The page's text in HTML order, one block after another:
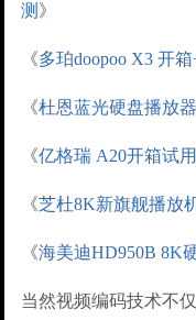
测 》
《多珀doopoo X3 开
《杜恩蓝光硬盘播放
《亿格瑞 A20开箱试用
《芝杜8K新旗舰播放
《海美迪HD950B 8K
当然视频编码技术不